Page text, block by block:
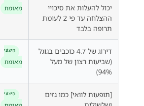
יכול להעלות את סיכויי
ההצלחה עד פי 2 לעומת
תרופה בלבד
מאומת
דירוג של 4.7 כוכבים בגוגל
(שביעות רצון של מעל
94%)
חִיצוֹנִי
מאומת
[תופעות לוואי] כמו גזים
חִיצוֹנִי